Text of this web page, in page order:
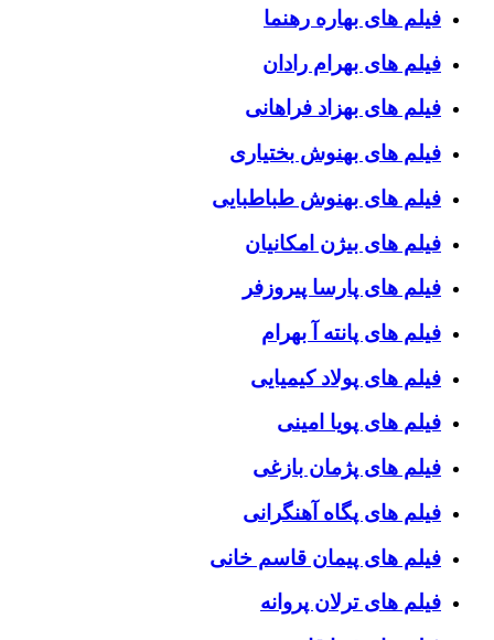
فیلم های بهاره رهنما
فیلم های بهرام رادان
فیلم های بهزاد فراهانی
فیلم های بهنوش بختیاری
فیلم های بهنوش طباطبایی
فیلم های بیژن امکانیان
فیلم های پارسا پیروزفر
فیلم های پانته آ بهرام
فیلم های پولاد کیمیایی
فیلم های پویا امینی
فیلم های پژمان بازغی
فیلم های پگاه آهنگرانی
فیلم های پیمان قاسم خانی
فیلم های ترلان پروانه